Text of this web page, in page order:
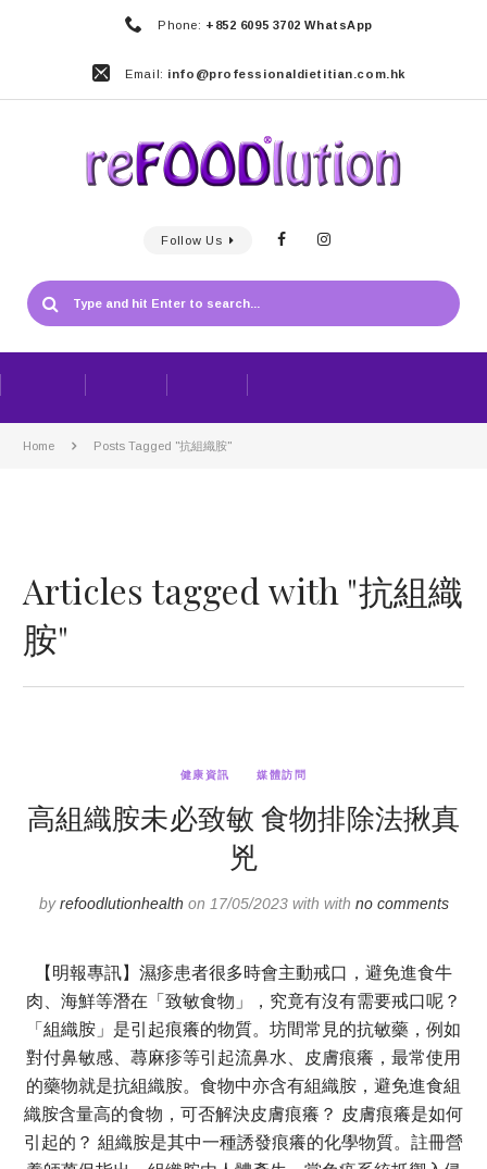
Phone: +852 6095 3702 WhatsApp
Email: info@professionaldietitian.com.hk
Follow Us
Home Posts Tagged "抗組織胺"
Articles tagged with "抗組織
胺"
健康資訊 媒體訪問
高組織胺未必致敏 食物排除法揪真
兇
byrefoodlutionhealth on 17/05/2023 with with no comments
【明報專訊】濕疹患者很多時會主動戒口，避免進食牛
肉、海鮮等潛在「致敏食物」，究竟有沒有需要戒口呢？
「組織胺」是引起痕癢的物質。坊間常見的抗敏藥，例如
對付鼻敏感、蕁麻疹等引起流鼻水、皮膚痕癢，最常使用
的藥物就是抗組織胺。食物中亦含有組織胺，避免進食組
織胺含量高的食物，可否解決皮膚痕癢？ 皮膚痕癢是如何
引起的？ 組織胺是其中一種誘發痕癢的化學物質。註冊營